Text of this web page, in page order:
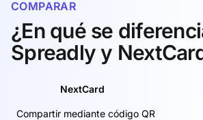
COMPARAR
¿En qué se
Spreadly y
NextCard
Compartir mediante código QR